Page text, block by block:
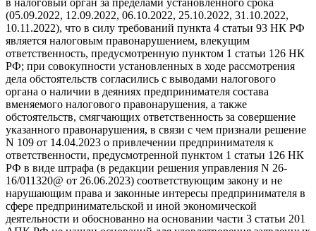
(05.09.2022, 12.09.2022, 06.10.2022, 25.10.2022, 31.10.2022,
10.11.2022), что в силу требований пункта 4 статьи 93 НК РФ
является налоговым правонарушением, влекущим
ответственность, предусмотренную пунктом 1 статьи 126 НК
РФ; при совокупности установленных в ходе рассмотрения
дела обстоятельств согласились с выводами налогового
органа о наличии в деяниях предпринимателя состава
вменяемого налогового правонарушения, а также
обстоятельств, смягчающих ответственность за совершение
указанного правонарушения, в связи с чем признали решение
N 109 от 14.04.2023 о привлечении предпринимателя к
ответственности, предусмотренной пунктом 1 статьи 126 НК
РФ в виде штрафа (в редакции решения управления N 26-
16/011320@ от 26.06.2023) соответствующим закону и не
нарушающим права и законные интересы предпринимателя в
сфере предпринимательской и иной экономической
деятельности и обоснованно на основании части 3 статьи 201